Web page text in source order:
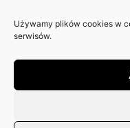
Używamy plików cookies w
serwisów.